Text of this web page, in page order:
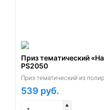
Приз тематический
PS2050
Приз тематический из
539 руб.